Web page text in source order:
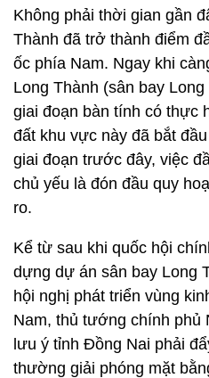
Không phải thời gian gần
Thành đã trở thành điểm
ốc phía Nam. Ngay khi
Long Thành (sân bay
giai đoạn bàn tính có thực
đất khu vực này đã bắt đầu
giai đoạn trước đây, việc
chủ yếu là đón đầu quy
ro.
Kể từ sau khi quốc hội
dựng dự án sân bay Long
hội nghị phát triển vùng
Nam, thủ tướng chính phủ
lưu ý tỉnh Đồng Nai phải
thường giải phóng mặt